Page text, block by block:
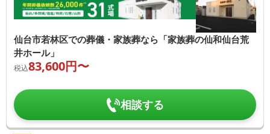
仙台市若林区での葬儀・家族葬なら「家族葬の仙和仙台荒
井ホール」
税込83,600円〜
相談する